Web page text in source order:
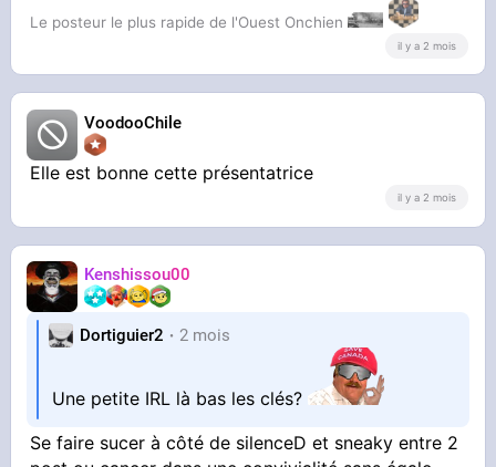
Le posteur le plus rapide de l'Ouest Onchien
il y a 2 mois
VoodooChile
Elle est bonne cette présentatrice
il y a 2 mois
Kenshissou00
Dortiguier2 2 mois
Une petite IRL là bas les clés?
Se faire sucer à côté de silenceD et sneaky entre 2